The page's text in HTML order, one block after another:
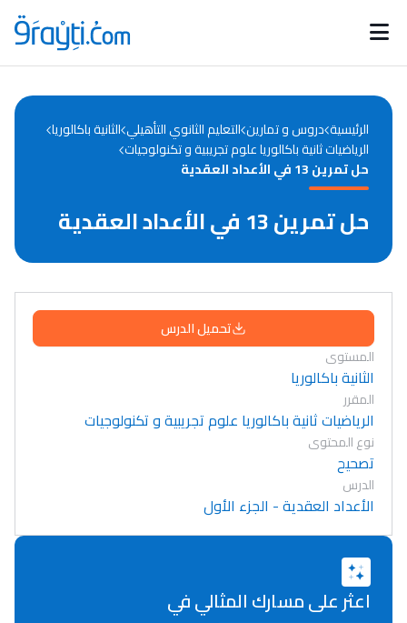
Catégories
d'actualités
Annonces bourses
الرئيسية دروس و تمارين التعليم الثانوي التأهيلي الثانية باكالوريا
الرياضيات ثانية باكالوريا علوم تجريبية و تكنولوجيات
حل تمرين 13 في الأعداد العقدية
حل تمرين 13 في الأعداد العقدية
تحميل الدرس
المستوى
الثانية باكالوريا
المقرر
الرياضيات ثانية باكالوريا علوم تجريبية و تكنولوجيات
نوع المحتوى
تصحيح
الدرس
الأعداد العقدية - الجزء الأول
اعثر على مسارك المثالي في